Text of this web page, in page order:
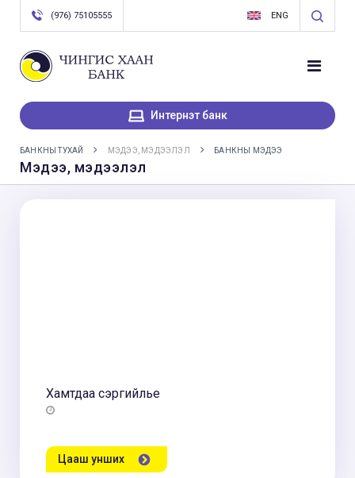
ENG
(976) 75105555
Интернэт банк
БАНКНЫ ТУХАЙ МЭДЭЭ, МЭДЭЭЛЭЛ БАНКНЫ МЭДЭЭ
Мэдээ, мэдээлэл
Хамтдаа сэргийлье
Цааш унших